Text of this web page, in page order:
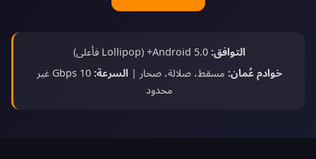
التوافق: Android 5.0+ (Lollipop فأعلى)
خوادم عُمان: مسقط، صلالة، صحار |السرعة:
10 Gbps غير
محدود